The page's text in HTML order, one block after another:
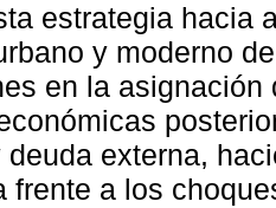
estrategia hacia
y moderno
en la
externa,
frente a los